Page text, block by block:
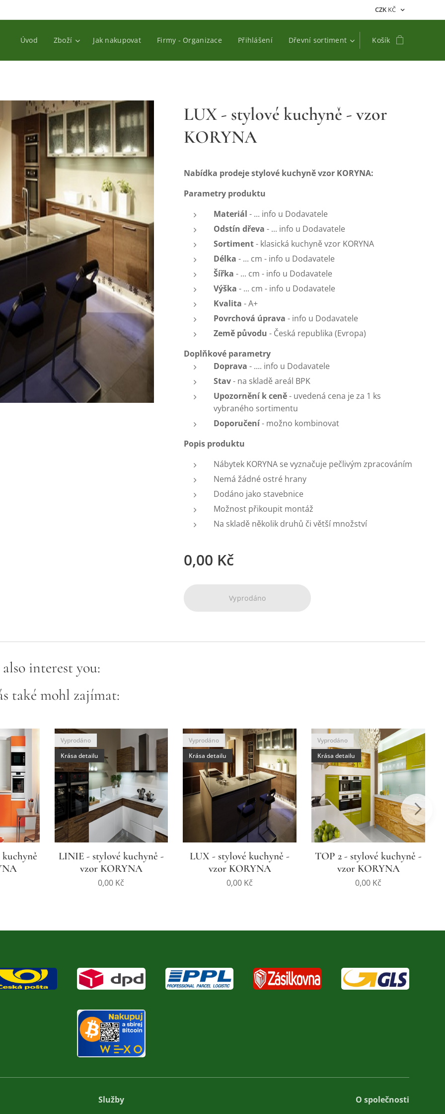
CZK KČ
Úvod Zboží Jak nakupovat Firmy - Organizace Přihlášení Dřevní sortiment Košík
LUX - stylové kuchyně - vzor
KORYNA
Nabídka prodeje stylové kuchyně vzor KORYNA:
Parametry produktu
Materiál- ... info u Dodavatele
Odstín dřeva- ... info u Dodavatele
Sortiment- klasická kuchyně vzor KORYNA
Délka - ... cm - info u Dodavatele
Šířka - ... cm - info u Dodavatele
Výška- ... cm - info u Dodavatele
Kvalita - A+
Povrchová úprava - info u Dodavatele
Země původu - Česká republika (Evropa)
Doplňkové parametry
Doprava - .... info u Dodavatele
Stav- na skladě areál BPK
Upozornění k ceně- uvedená cena je za 1 ks
vybraného sortimentu
Doporučení- možno kombinovat
Popis produktu
Nábytek KORYNA se vyznačuje pečlivým zpracováním
Nemá žádné ostré hrany
Dodáno jako stavebnice
Možnost přikoupit montáž
Na skladě několik druhů či větší množství
0,00 Kč
Vyprodáno
interest you:
také mohl zajímat:
LINIE - stylové kuchyně -
vzor KORYNA
Vyprodáno
Krása detailu
0,00 Kč
LUX - stylové kuchyně -
vzor KORYNA
Vyprodáno
Krása detailu
0,00 Kč
TOP 2 - stylové kuchyně -
vzor KORYNA
Vyprodáno
Krása detailu
0,00 Kč
Služby O společnosti